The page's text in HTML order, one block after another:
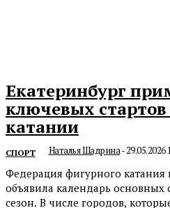
Екатеринбург
ключевых
катании
СПОРТ Наталья Шадрина-29.05.2026
Федерация фигурного катания
объявила календарь основных
сезон. В числе городов,